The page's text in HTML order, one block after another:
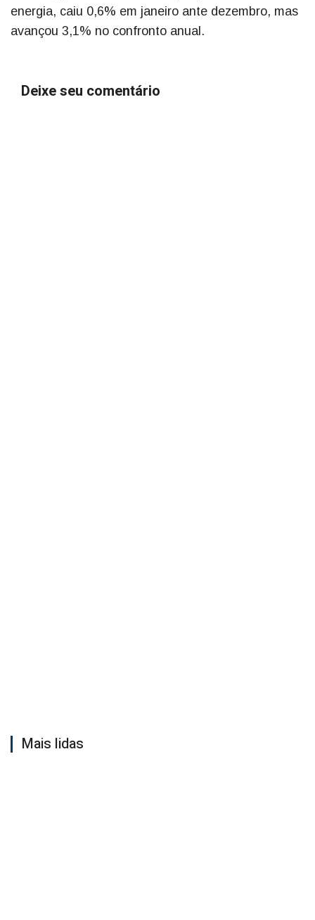
energia, caiu 0,6% em janeiro ante dezembro, mas
avançou 3,1% no confronto anual.
Deixe seu comentário
Mais lidas